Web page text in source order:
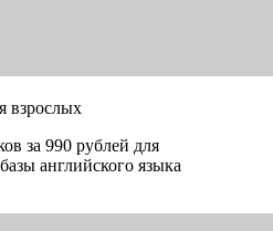
взрослых
за 990 рублей для
английского языка